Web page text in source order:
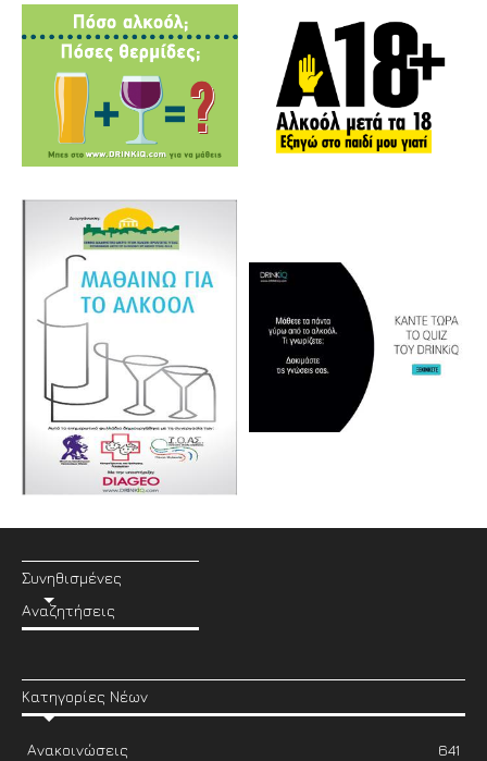
Συνηθισμένες
Αναζητήσεις
Κατηγορίες Νέων
Ανακοινώσεις
641